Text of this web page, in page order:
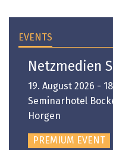
EVENTS
Netzmedien
19. August 2026 -
Seminarhotel
Horgen
PREMIUM EVENT